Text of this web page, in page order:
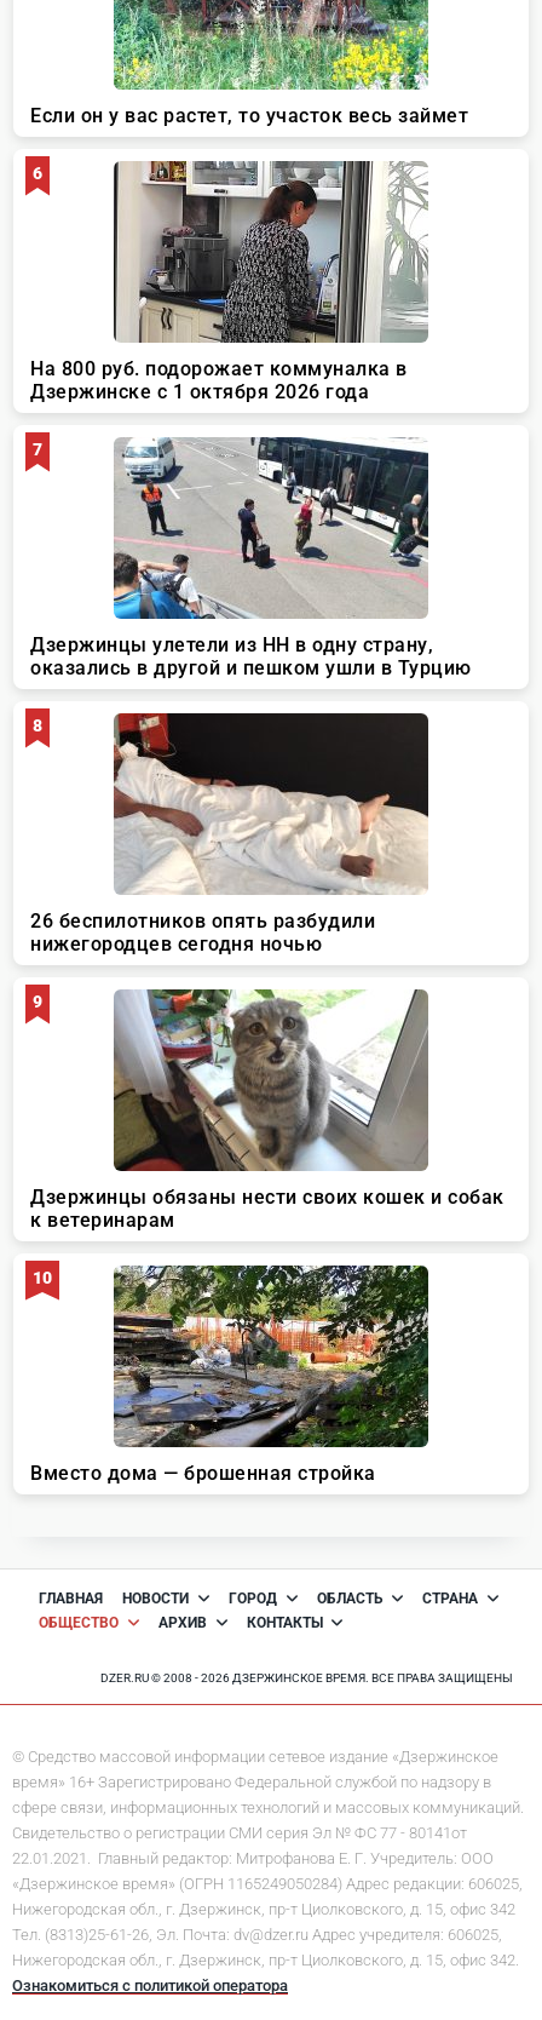
ГЛАВНАЯ НОВОСТИ ГОРОД ОБЛАСТЬ
СТРАНА
ОБЩЕСТВО
АРХИВ КОНТАКТЫ
DZER.RU © 2008 - 2026 ДЗЕРЖИНСКОЕ ВРЕМЯ. ВСЕ ПРАВА ЗАЩИЩЕНЫ
© Средство массовой информации сетевое издание «Дзержинское
время» 16+ Зарегистрировано Федеральной службой по надзору в
сфере связи, информационных технологий и массовых коммуникаций.
Свидетельство о регистрации СМИ серия Эл № ФС 77 - 80141от
22.01.2021. Главный редактор: Митрофанова Е. Г. Учредитель: ООО
«Дзержинское время» (ОГРН 1165249050284) Адрес редакции: 606025,
Нижегородская обл., г. Дзержинск, пр-т Циолковского, д. 15, офис 342
Тел. (8313)25-61-26, Эл. Почта: dv@dzer.ru Адрес учредителя: 606025,
Нижегородская обл., г. Дзержинск, пр-т Циолковского, д. 15, офис 342.
Ознакомиться с политикой оператора